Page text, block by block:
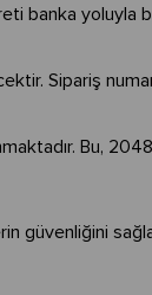
banka
Sipariş
Bu,
güvenliğini